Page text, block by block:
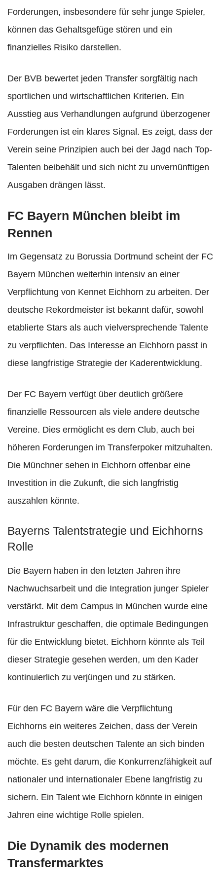
Forderungen, insbesondere für sehr junge Spieler,
können das Gehaltsgefüge stören und ein
finanzielles Risiko darstellen.
Der BVB bewertet jeden Transfer sorgfältig nach
sportlichen und wirtschaftlichen Kriterien. Ein
Ausstieg aus Verhandlungen aufgrund überzogener
Forderungen ist ein klares Signal. Es zeigt, dass der
Verein seine Prinzipien auch bei der Jagd nach Top-
Talenten beibehält und sich nicht zu unvernünftigen
Ausgaben drängen lässt.
FC Bayern München bleibt im
Rennen
Im Gegensatz zu Borussia Dortmund scheint der FC
Bayern München weiterhin intensiv an einer
Verpflichtung von Kennet Eichhorn zu arbeiten. Der
deutsche Rekordmeister ist bekannt dafür, sowohl
etablierte Stars als auch vielversprechende Talente
zu verpflichten. Das Interesse an Eichhorn passt in
diese langfristige Strategie der Kaderentwicklung.
Der FC Bayern verfügt über deutlich größere
finanzielle Ressourcen als viele andere deutsche
Vereine. Dies ermöglicht es dem Club, auch bei
höheren Forderungen im Transferpoker mitzuhalten.
Die Münchner sehen in Eichhorn offenbar eine
Investition in die Zukunft, die sich langfristig
auszahlen könnte.
Bayerns Talentstrategie und Eichhorns
Rolle
Die Bayern haben in den letzten Jahren ihre
Nachwuchsarbeit und die Integration junger Spieler
verstärkt. Mit dem Campus in München wurde eine
Infrastruktur geschaffen, die optimale Bedingungen
für die Entwicklung bietet. Eichhorn könnte als Teil
dieser Strategie gesehen werden, um den Kader
kontinuierlich zu verjüngen und zu stärken.
Für den FC Bayern wäre die Verpflichtung
Eichhorns ein weiteres Zeichen, dass der Verein
auch die besten deutschen Talente an sich binden
möchte. Es geht darum, die Konkurrenzfähigkeit auf
nationaler und internationaler Ebene langfristig zu
sichern. Ein Talent wie Eichhorn könnte in einigen
Jahren eine wichtige Rolle spielen.
Die Dynamik des modernen
Transfermarktes